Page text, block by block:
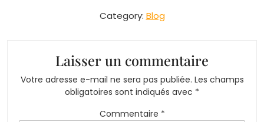
Category: Blog
Laisser un commentaire
Votre adresse e-mail ne sera pas publiée. Les champs
obligatoires sont indiqués avec *
Commentaire *